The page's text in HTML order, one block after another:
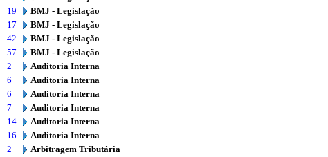
19
BMJ - Legislação
17
BMJ - Legislação
42
BMJ - Legislação
57
BMJ - Legislação
2
Auditoria Interna
6
Auditoria Interna
6
Auditoria Interna
7
Auditoria Interna
14
Auditoria Interna
16
Auditoria Interna
2
Arbitragem Tributária